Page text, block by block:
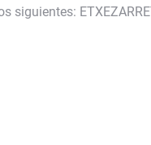
siguientes: